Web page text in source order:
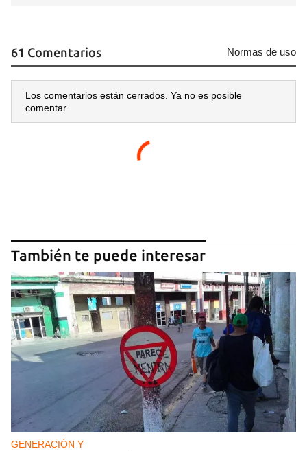
INICIAR SESIÓN
61 Comentarios Normas de uso
Los comentarios están cerrados. Ya no es posible
comentar
También te puede interesar
GENERACIÓN Y